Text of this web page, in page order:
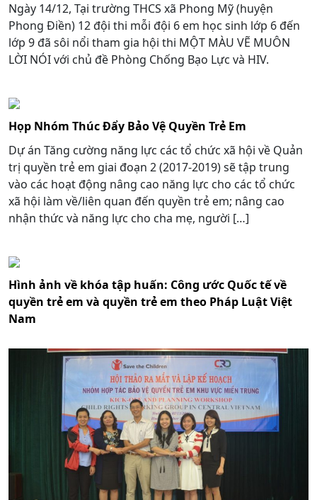
Ngày 14/12, Tại trường THCS xã Phong Mỹ (huyện
Phong Điền) 12 đội thi mỗi đội 6 em học sinh lớp 6 đến
lớp 9 đã sôi nổi tham gia hội thi MỘT MÀU VẼ MUÔN
LỜI NÓI với chủ đề Phòng Chống Bạo Lực và HIV.
Họp Nhóm Thúc Đẩy Bảo Vệ Quyền Trẻ Em
Dự án Tăng cường năng lực các tổ chức xã hội về Quản
trị quyền trẻ em giai đoạn 2 (2017-2019) sẽ tập trung
vào các hoạt động nâng cao năng lực cho các tổ chức
xã hội làm về/liên quan đến quyền trẻ em; nâng cao
nhận thức và năng lực cho cha mẹ, người […]
Hình ảnh về khóa tập huấn: Công ước Quốc tế về
quyền trẻ em và quyền trẻ em theo Pháp Luật Việt
Nam